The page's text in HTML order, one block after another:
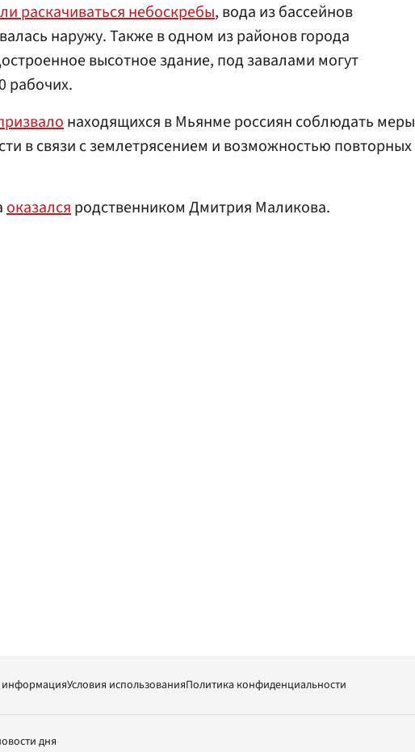
раскачиваться небоскребы, вода из бассейнов
наружу. Также в одном из районов города
высотное здание, под завалами могут
рабочих.
находящихся в Мьянме россиян соблюдать меры
в связи с землетрясением и возможностью повторных
оказалсяродственником Дмитрия Маликова.
информацияУсловия использованияПолитика конфиденциальности
дня